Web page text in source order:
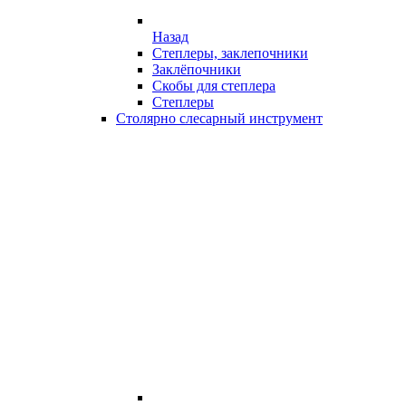
Назад
Степлеры, заклепочники
Заклёпочники
Скобы для степлера
Степлеры
Столярно слесарный инструмент